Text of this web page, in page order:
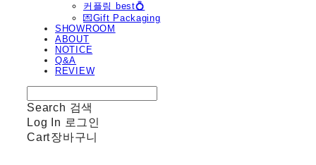
커플링 best💍
💌Gift Packaging
SHOWROOM
ABOUT
NOTICE
Q&A
REVIEW
Search 검색
Log In 로그인
Cart장바구니